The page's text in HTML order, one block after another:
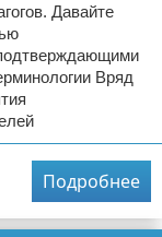
Давайте
Вряд
Подробнее